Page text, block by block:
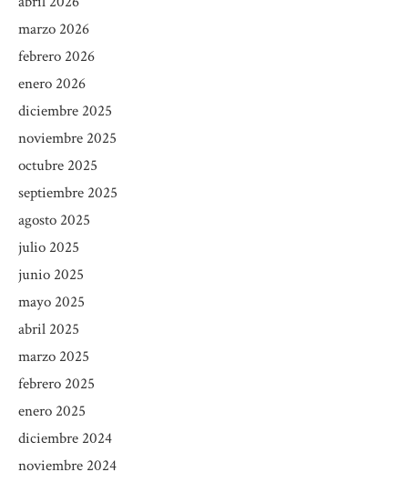
marzo 2026
febrero 2026
enero 2026
diciembre 2025
noviembre 2025
octubre 2025
septiembre 2025
agosto 2025
julio 2025
junio 2025
mayo 2025
abril 2025
marzo 2025
febrero 2025
enero 2025
diciembre 2024
noviembre 2024